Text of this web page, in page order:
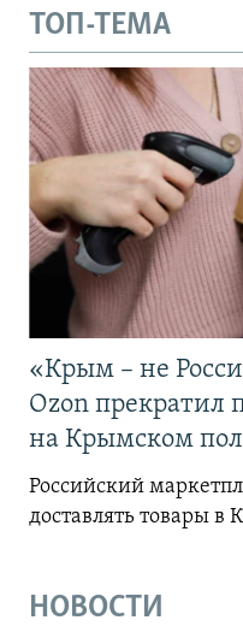
ТОП-ТЕМА
«Крым – не
Ozon прекратил
на Крымском
Российский
доставлять товары
НОВОСТИ